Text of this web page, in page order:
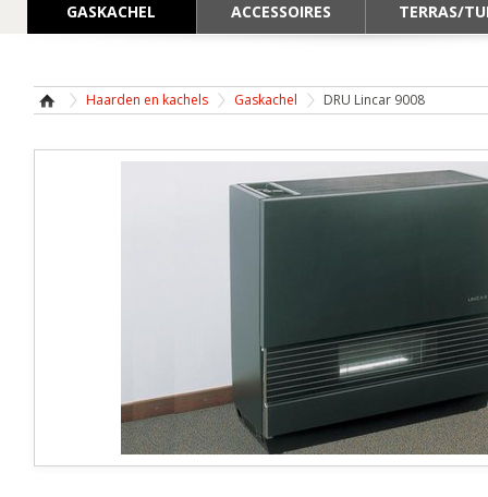
GASKACHEL ACCESSOIRES TERRAS/
Haarden en kachels Gaskachel DRU Lincar 9008